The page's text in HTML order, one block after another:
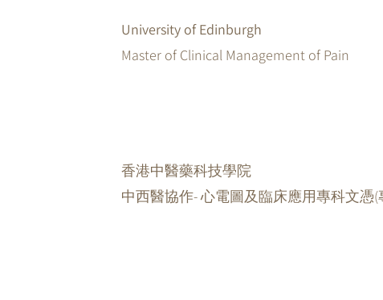
University of Edinburgh
Master of Clinical Management of Pain
香港中醫藥科技學院
中西醫協作-心電圖及臨床應用專科文憑(